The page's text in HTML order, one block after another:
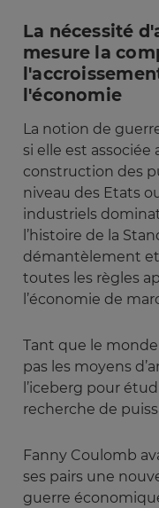
La nécessité
mesure la
l'économie
La notion de
si elle est
construction des
niveau des Etats
industriels
l’histoire de la
démantèlement et
toutes les règles
l’économie de
Tant que le
pas les moyens
l’iceberg pour
recherche de
Fanny Coulomb
ses pairs une
guerre